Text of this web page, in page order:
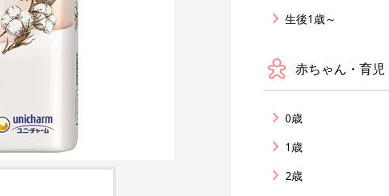
生後1歳～
赤ちゃん・育児
0歳
1歳
2歳